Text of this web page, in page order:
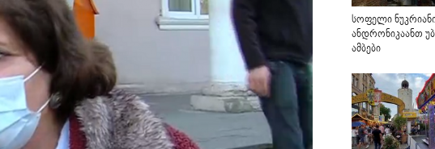
სოფელი
ანდრონიკაანთ
ამბები